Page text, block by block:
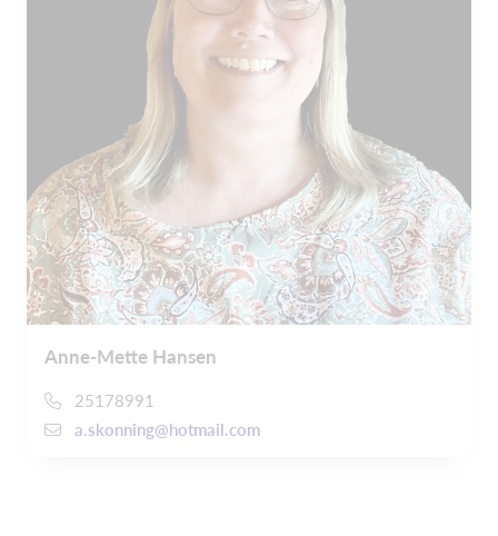
Anne-Mette Hansen
25178991
a.skonning@hotmail.com